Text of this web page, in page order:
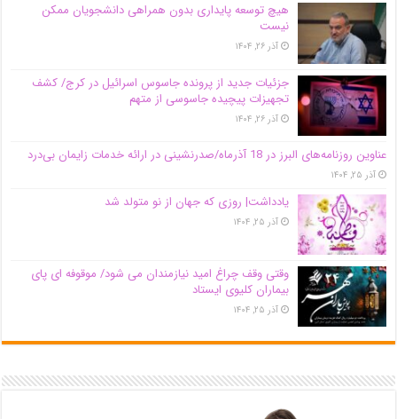
هیچ توسعه پایداری بدون همراهی دانشجویان ممکن
نیست
آذر ۲۶, ۱۴۰۴
جزئیات جدید از پرونده جاسوس اسرائیل در کرج/‌ کشف
تجهیزات پیچیده جاسوسی از متهم
آذر ۲۶, ۱۴۰۴
عناوین روزنامه‌های البرز در ‌18 آذرماه/صدرنشینی در ارائه خدمات زایمان بی‌درد
آذر ۲۵, ۱۴۰۴
یادداشت| روزی که جهان از نو متولد شد
آذر ۲۵, ۱۴۰۴
وقتی وقف چراغ امید نیازمندان می شود/ موقوفه ای پای
بیماران کلیوی ایستاد
آذر ۲۵, ۱۴۰۴